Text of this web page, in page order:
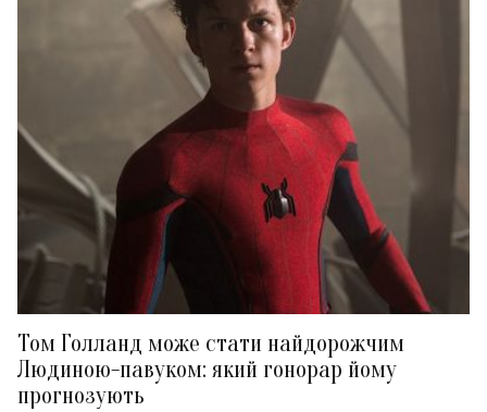
Том Голланд може стати найдорожчим
Людиною-павуком: який гонорар йому
прогнозують